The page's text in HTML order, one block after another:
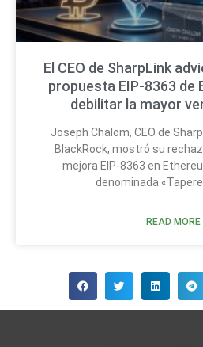
El CEO de SharpLink
propuesta EIP-8363 de
debilitar la mayor
Joseph Chalom, CEO de
BlackRock, mostró su
mejora EIP-8363 en
denominada
READ MORE